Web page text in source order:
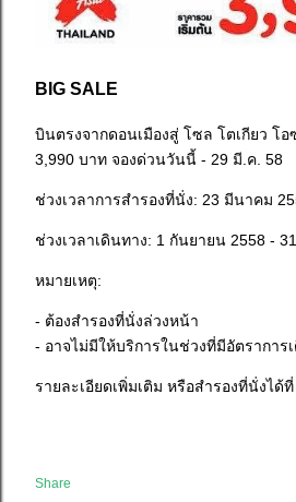
BIG SALE
บินตรงจากดอนเมืองสู่ โซล โตเกียว โ
3,990 บาท จองด่วนวันนี้ - 29 มี.ค. 58
ช่วงเวลาการสำรองที่นั่ง: 23 มีนาคม
ช่วงเวลาเดินทาง: 1 กันยายน 2558 -
หมายเหตุ:
- ต้องสำรองที่นั่งล่วงหน้า
- อาจไม่มีให้บริการในช่วงที่มีอัตราการ
รายละเอียดเพิ่มเติม หรือสำรองที่นั่งได้ที่
Share